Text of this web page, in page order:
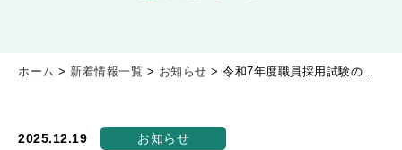
ホーム > 新着情報一覧 > お知らせ > 令和7年度職員採用試験の実施について（R7.12時点）
2025.12.19 お知らせ